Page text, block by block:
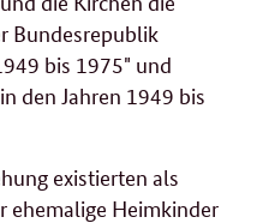
Bundesrepublik
bis 1975" und
den Jahren 1949 bis
existierten als
ehemalige Heimkinder